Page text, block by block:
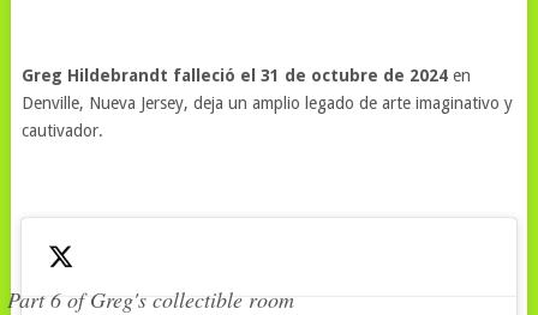
Greg Hildebrandt falleció el 31 de octubre de 2024en
Denville, Nueva Jersey, deja un amplio legado de arte imaginativo y
cautivador.
Part 6 of Greg's collectible room